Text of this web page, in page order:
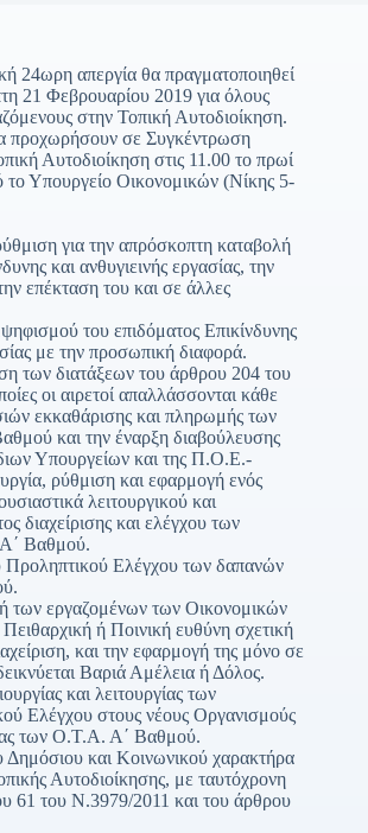
24ωρη απεργία θα πραγματοποιηθεί
21 Φεβρουαρίου 2019 για όλους
στην Τοπική Αυτοδιοίκηση.
προχωρήσουν σε Συγκέντρωση
Αυτοδιοίκηση στις 11.00 το πρωί
Υπουργείο Οικονομικών (Νίκης 5-
για την απρόσκοπτη καταβολή
και ανθυγιεινής εργασίας, την
επέκταση του και σε άλλες
του επιδόματος Επικίνδυνης
με την προσωπική διαφορά.
των διατάξεων του άρθρου 204 του
οι αιρετοί απαλλάσσονται κάθε
εκκαθάρισης και πληρωμής των
και την έναρξη διαβούλευσης
Υπουργείων και της Π.Ο.Ε.-
ρύθμιση και εφαρμογή ενός
λειτουργικού και
διαχείρισης και ελέγχου των
Βαθμού.
Ελέγχου των δαπανών
των εργαζομένων των Οικονομικών
ή Ποινική ευθύνη σχετική
και την εφαρμογή της μόνο σε
Βαριά Αμέλεια ή Δόλος.
και λειτουργίας των
Ελέγχου στους νέους Οργανισμούς
των Ο.Τ.Α. Α΄ Βαθμού.
Δημόσιου και Κοινωνικού χαρακτήρα
Αυτοδιοίκησης, με ταυτόχρονη
61 του Ν.3979/2011 και του άρθρου